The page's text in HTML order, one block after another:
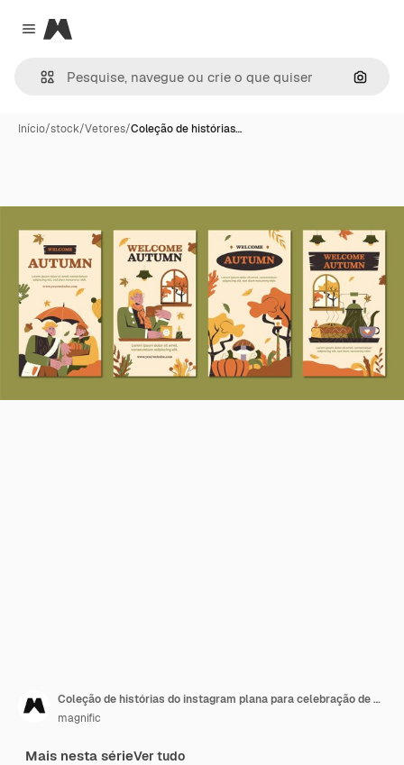
Close menu
Magnific
Início/stock/Vetores/Coleção de histórias…
Coleção de histórias do instagram plana para celebração de outono
magnific
Mais nesta sérieVer tudo